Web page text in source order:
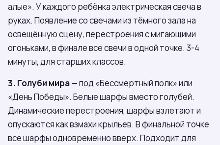
алые». У каждого ребёнка электрическая свеча в
руках. Появление со свечами из тёмного зала на
освещённую сцену, перестроения с мигающими
огоньками, в финале все свечи в одной точке. 3-4
минуты, для старших классов.
3. Голуби мира— под «Бессмертный полк» или
«День Победы». Белые шарфы вместо голубей.
Динамические перестроения, шарфы взлетают и
опускаются как взмахи крыльев. В финальной точке
все шарфы одновременно вверх. Подходит для